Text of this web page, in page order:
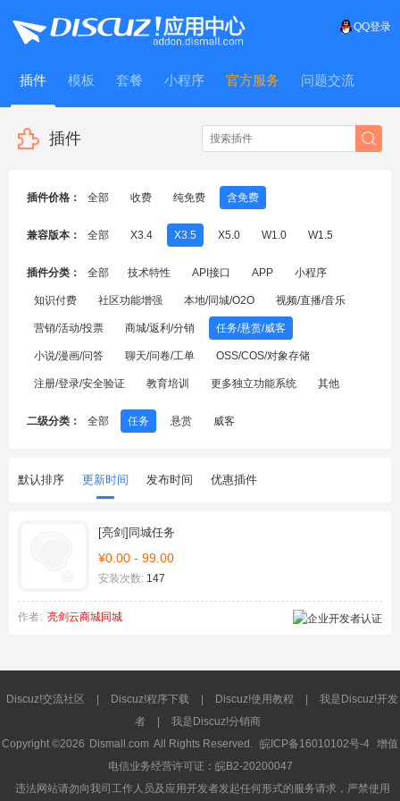
QQ登录
插件 模板 套餐 小程序 官方服务 问题交流
WitFrame
插件
插件价格： 全部 收费 纯免费 含免费
兼容版本： 全部 X3.4 X3.5 X5.0 W1.0 W1.5
插件分类： 全部 技术特性 API接口 APP 小程序
知识付费 社区功能增强 本地/同城/O2O 视频/直播/音乐
营销/活动/投票 商城/返利/分销 任务/悬赏/威客
小说/漫画/问答 聊天/问卷/工单 OSS/COS/对象存储
注册/登录/安全验证 教育培训 更多独立功能系统 其他
二级分类： 全部 任务 悬赏 威客
默认排序 更新时间 发布时间 优惠插件
[亮剑]同城任务
¥0.00 - 99.00
安装次数: 147
作者: 亮剑云商城同城
Discuz!交流社区 Discuz!程序下载 Discuz!使用教程
我是Discuz!开发
者
我是Discuz!分销商
Copyright ©2026 Dismall.com All Rights Reserved. 皖ICP备16010102号-4 增值
电信业务经营许可证：皖B2-20200047
违法网站请勿向我司工作人员及应用开发者发起任何形式的服务请求，严禁使用